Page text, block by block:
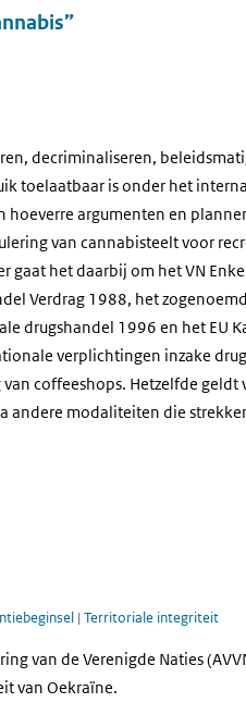
decriminaliseren,
toelaatbaar is onder het
argumenten en
van cannabisteelt voor
het daarbij om het VN
Verdrag 1988, het
drugshandel 1996 en het EU
verplichtingen inzake
coffeeshops. Hetzelfde geldt
andere modaliteiten die
| Territoriale integriteit
van de Verenigde Naties
van Oekraïne.